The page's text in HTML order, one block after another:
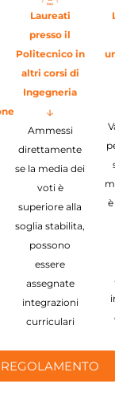
Laureati
presso il
Politecnico in
altri corsi di
Ingegneria
Ammessi
direttamente
se la media dei
voti è
superiore alla
soglia stabilita,
possono
essere
assegnate
integrazioni
curriculari
REGOLAMENTO